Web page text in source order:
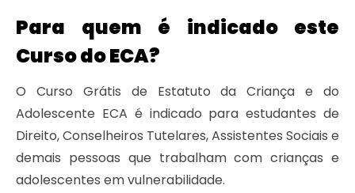
Para quem é indicado este
Curso do ECA?
O Curso Grátis de Estatuto da Criança e do
Adolescente ECA é indicado para estudantes de
Direito, Conselheiros Tutelares, Assistentes Sociais e
demais pessoas que trabalham com crianças e
adolescentes em vulnerabilidade.